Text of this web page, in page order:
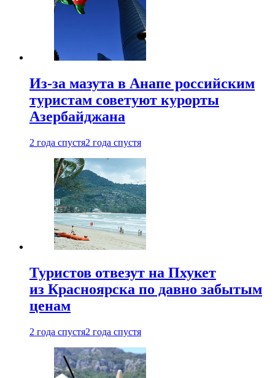
Из-за мазута в Анапе российским
туристам советуют курорты
Азербайджана
2 года спустя2 года спустя
Туристов отвезут на Пхукет
из Красноярска по давно забытым
ценам
2 года спустя2 года спустя